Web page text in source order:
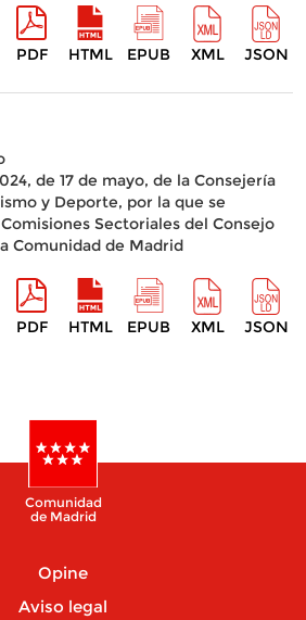
PDF HTML EPUB XML JSON
de 17 de mayo, de la Consejería
y Deporte, por la que se
Sectoriales del Consejo
Comunidad de Madrid
PDF HTML EPUB XML JSON
Comunidad
de Madrid
Opine
Aviso legal